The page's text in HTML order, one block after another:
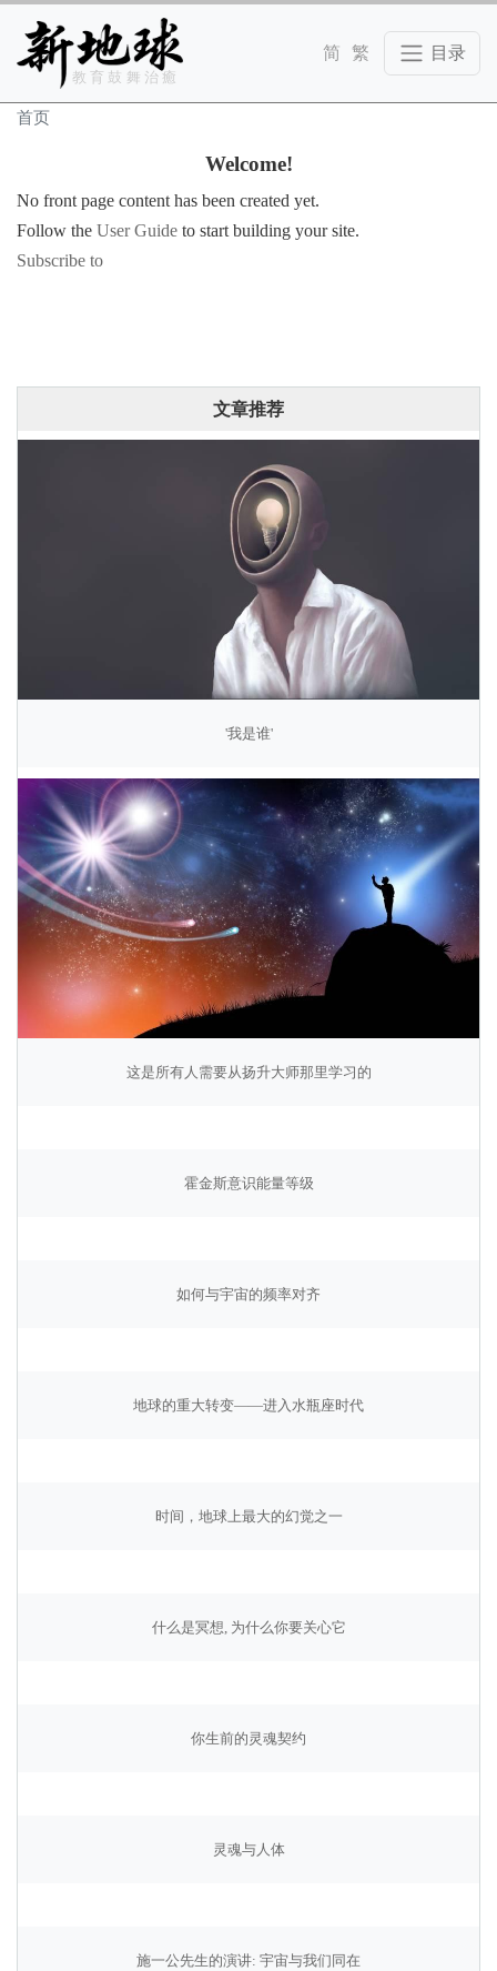
Skip to main content
教育鼓舞治癒
首页
Welcome!
No front page content has been created yet.
Follow the User Guide to start building your site.
Subscribe to
文章推荐
'我是谁'
这是所有人需要从扬升大师那里学习的
霍金斯意识能量等级
如何与宇宙的频率对齐
地球的重大转变——进入水瓶座时代
时间，地球上最大的幻觉之一
什么是冥想, 为什么你要关心它
你生前的灵魂契约
灵魂与人体
施一公先生的演讲: 宇宙与我们同在